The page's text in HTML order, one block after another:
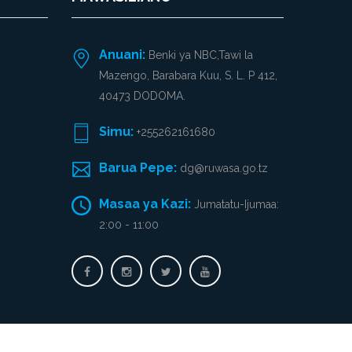
Anuani: Benki ya NBC,Tawi la
Mazengo, Barabara Kuu, S. L. P 412,
40473 DODOMA.
Simu: +255262161680
Barua Pepe: dg@ruwasa.go.tz
Masaa ya Kazi: Jumatatu-Ijumaa:
2:00 - 11:00